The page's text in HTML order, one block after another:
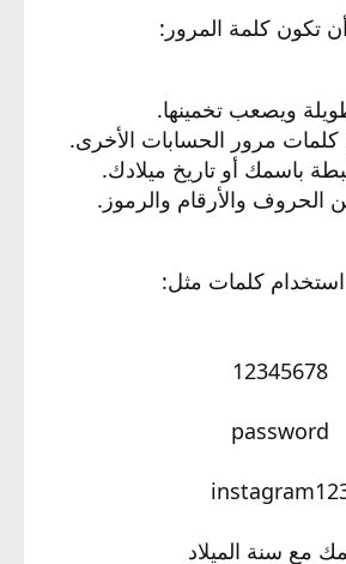
تكون كلمة المرور:
ويصعب تخمينها.
مرور الحسابات الأخرى.
باسمك أو تاريخ ميلادك.
الحروف والأرقام والرموز.
كلمات مثل:
12345678
password
مع سنة الميلاد